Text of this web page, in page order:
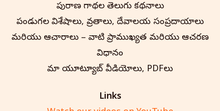
పురాణ గాథల తెలుగు కథనాలు
పండుగల విశేషాలు, వ్రతాలు, దేవాలయ సంప్రదాయాలు
మరియు ఆచారాలు – వాటి ప్రాముఖ్యత మరియు ఆచరణ
విధానం
మా యూట్యూబ్ వీడియోలు, PDFలు
Links